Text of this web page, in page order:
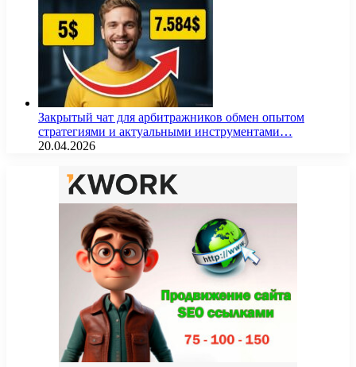
Закрытый чат для арбитражников обмен опытом
стратегиями и актуальными инструментами…
20.04.2026